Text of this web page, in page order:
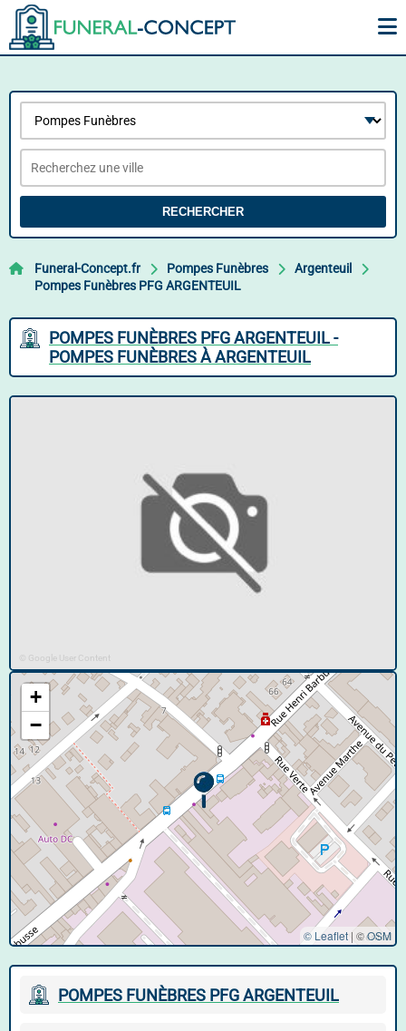
RECHERCHER
Funeral-Concept.fr Pompes Funèbres
Argenteuil
Pompes Funèbres PFG ARGENTEUIL
POMPES FUNÈBRES PFG ARGENTEUIL -
POMPES FUNÈBRES À ARGENTEUIL
© Google User Content
+
−
© Leaflet | ©OSM
POMPES FUNÈBRES PFG ARGENTEUIL